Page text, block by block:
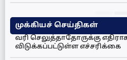
முக்கியச் செய்திகள்
வரி செலுத்தாதோருக்கு
விடுக்கப்பட்டுள்ள எச்சரிக்கை